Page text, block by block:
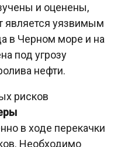
и оценены,
является уязвимым
в Черном море и на
под угрозу
нефти.
рисков
в ходе перекачки
Необходимо